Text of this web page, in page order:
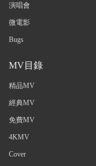
演唱會
微電影
Bugs
MV目錄
精品MV
經典MV
免費MV
4KMV
Cover